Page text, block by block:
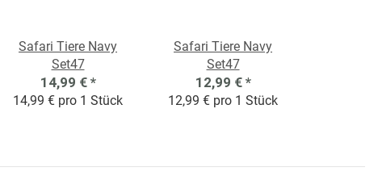
Safari Tiere Navy
Set47
14,99 € *
14,99 € pro 1 Stück
Safari Tiere Navy
Set47
12,99 € *
12,99 € pro 1 Stück